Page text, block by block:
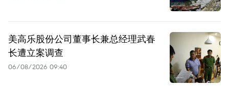
美高乐股份公司董事长兼总经理武春
长遭立案调查
06/08/2026 09:40